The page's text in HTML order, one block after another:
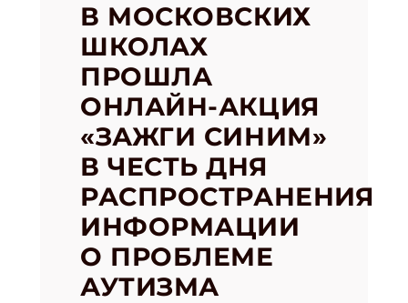
В МОСКОВСКИХ
ШКОЛАХ
ПРОШЛА
ОНЛАЙН-АКЦИЯ
«ЗАЖГИ СИНИМ»
В ЧЕСТЬ ДНЯ
РАСПРОСТРАНЕНИЯ
ИНФОРМАЦИИ
О ПРОБЛЕМЕ
АУТИЗМА